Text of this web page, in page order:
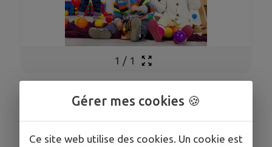
1 / 1
LEMOIGNE DelphineGérer mes cookies 🍪
Ce site web utilise des cookies. Un cookie est